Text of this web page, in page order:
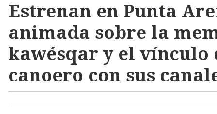
Estrenan en Punta
animada sobre la
kawésqar y el vínculo
canoero con sus